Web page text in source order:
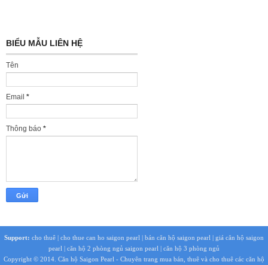
BIỂU MẪU LIÊN HỆ
Tên
Email *
Thông báo *
Support: cho thuê | cho thue can ho saigon pearl | bán căn hộ saigon pearl | giá căn hộ saigon
pearl | căn hộ 2 phòng ngủ saigon pearl | căn hộ 3 phòng ngủ
Copyright © 2014. Căn hộ Saigon Pearl - Chuyên trang mua bán, thuê và cho thuê các căn hộ